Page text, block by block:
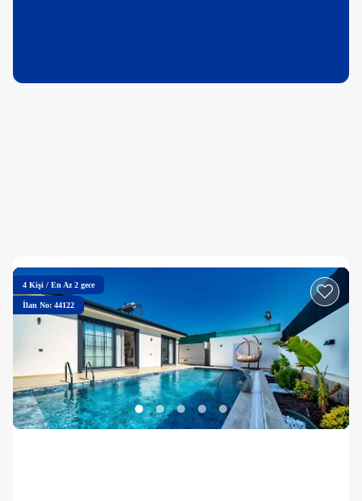
4 Kişi / En Az 2 gece
İlan No: 44122